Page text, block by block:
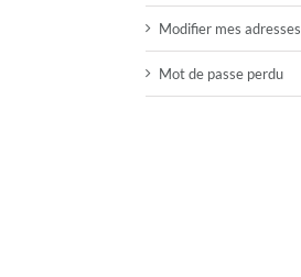
Modifier mes adresses
Mot de passe perdu